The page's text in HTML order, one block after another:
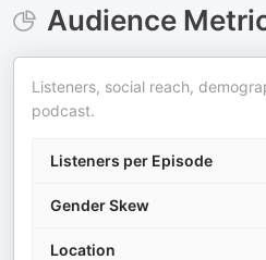
Audience
Listeners, social reach,
podcast.
Listeners per Episode
Gender Skew
Location